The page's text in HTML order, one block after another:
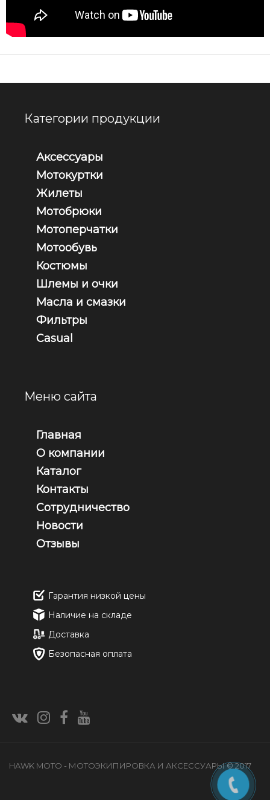
Категории продукции
Аксессуары
Мотокуртки
Жилеты
Мотобрюки
Мотоперчатки
Мотообувь
Костюмы
Шлемы и очки
Масла и смазки
Фильтры
Casual
Меню сайта
Главная
О компании
Каталог
Контакты
Сотрудничество
Новости
Отзывы
Гарантия низкой цены
Наличие на складе
Доставка
Безопасная оплата
HAWK MOTO - МОТОЭКИПИРОВКА И АКСЕССУАРЫ © 2017